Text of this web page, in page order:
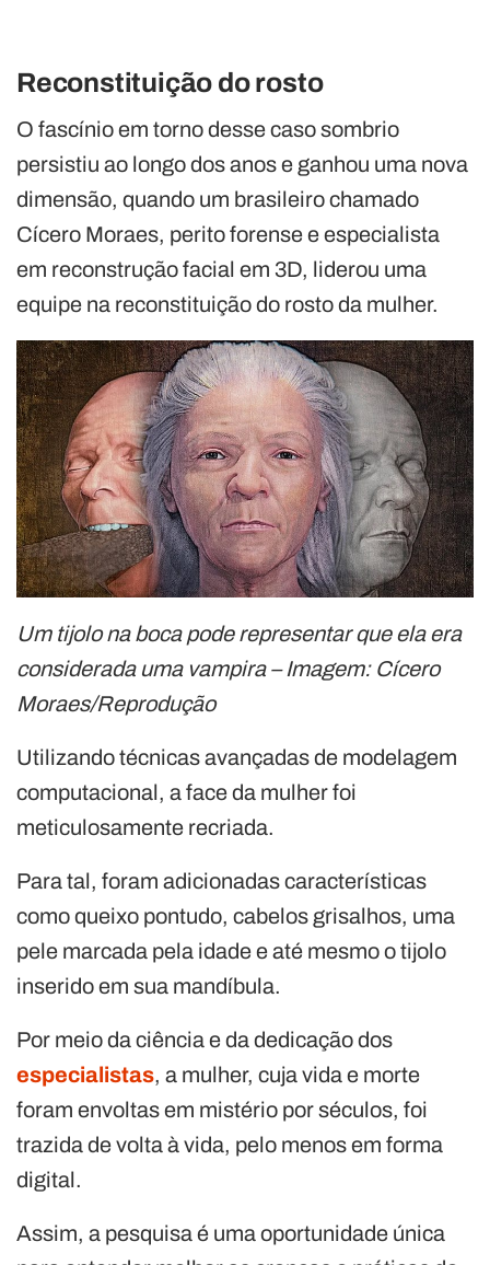
Reconstituição do rosto
O fascínio em torno desse caso sombrio
persistiu ao longo dos anos e ganhou uma nova
dimensão, quando um brasileiro chamado
Cícero Moraes, perito forense e especialista
em reconstrução facial em 3D, liderou uma
equipe na reconstituição do rosto da mulher.
Um tijolo na boca pode representar que ela era
considerada uma vampira – Imagem: Cícero
Moraes/Reprodução
Utilizando técnicas avançadas de modelagem
computacional, a face da mulher foi
meticulosamente recriada.
Para tal, foram adicionadas características
como queixo pontudo, cabelos grisalhos, uma
pele marcada pela idade e até mesmo o tijolo
inserido em sua mandíbula.
Por meio da ciência e da dedicação dos
especialistas, a mulher, cuja vida e morte
foram envoltas em mistério por séculos, foi
trazida de volta à vida, pelo menos em forma
digital.
Assim, a pesquisa é uma oportunidade única